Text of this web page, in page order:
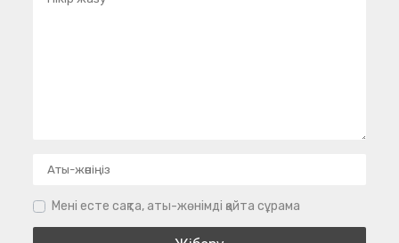
Мені есте сақта, аты-жөнімді қайта сұрама